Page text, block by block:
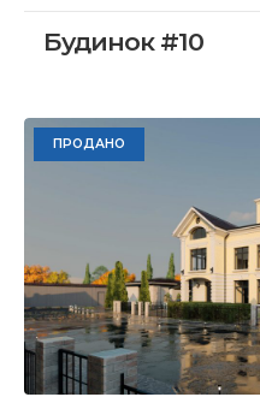
Будинок #10
ПРОДАНО